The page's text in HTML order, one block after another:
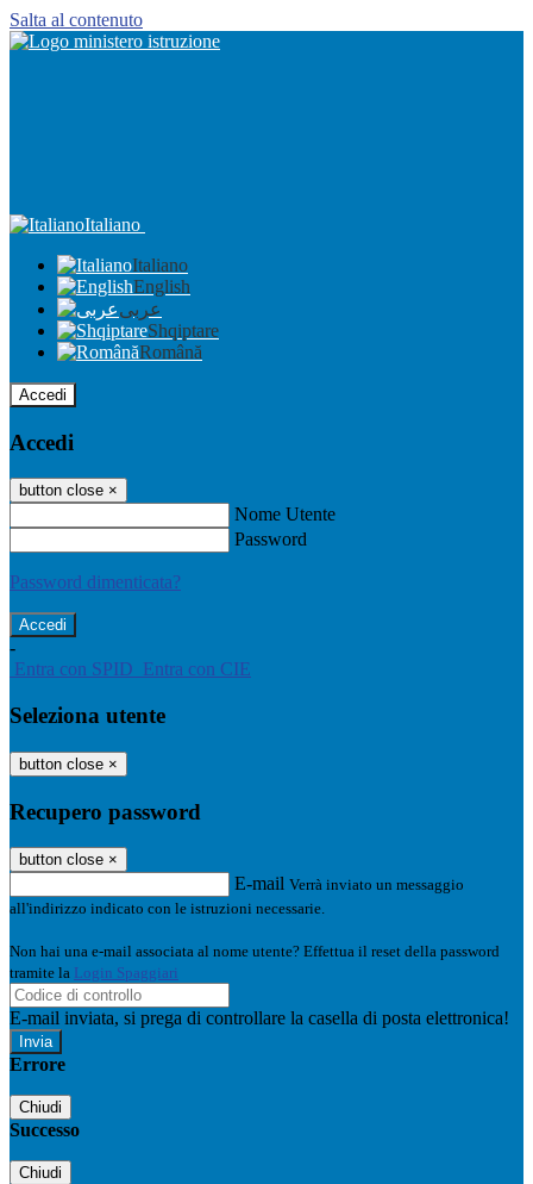
Salta al contenuto
Italiano
Italiano
English
عربى
Shqiptare
Română
Accedi
Accedi
button close ×
Nome Utente
Password
Password dimenticata?
-
Entra con SPID Entra con CIE
Seleziona utente
button close ×
Recupero password
button close ×
E-mail Verrà inviato un messaggio
all'indirizzo indicato con le istruzioni necessarie.
Non hai una e-mail associata al nome utente? Effettua il reset della password
tramite la Login Spaggiari
E-mail inviata, si prega di controllare la casella di posta elettronica!
Errore
Chiudi
Successo
Chiudi